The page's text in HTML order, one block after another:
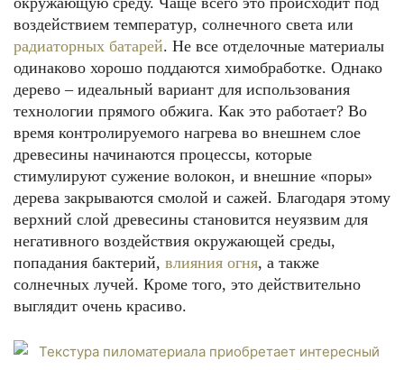
воздействием температур, солнечного света или
радиаторных батарей. Не все отделочные материалы
одинаково хорошо поддаются химобработке. Однако
дерево – идеальный вариант для использования
технологии прямого обжига. Как это работает? Во
время контролируемого нагрева во внешнем слое
древесины начинаются процессы, которые
стимулируют сужение волокон, и внешние «поры»
дерева закрываются смолой и сажей. Благодаря этому
верхний слой древесины становится неуязвим для
негативного воздействия окружающей среды,
попадания бактерий, влияния огня, а также
солнечных лучей. Кроме того, это действительно
выглядит очень красиво.